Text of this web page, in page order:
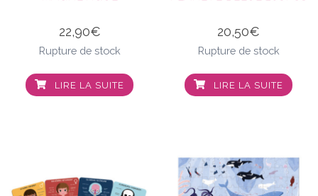
22,90€
Rupture de stock
LIRE LA SUITE
20,50€
Rupture de stock
LIRE LA SUITE